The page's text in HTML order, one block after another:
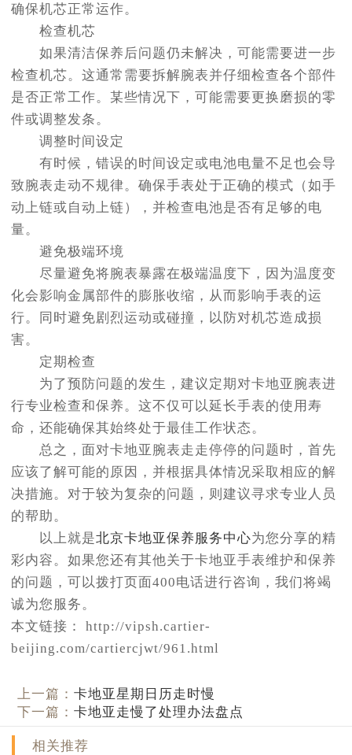
确保机芯正常运作。
检查机芯
如果清洁保养后问题仍未解决，可能需要进一步
检查机芯。这通常需要拆解腕表并仔细检查各个部件
是否正常工作。某些情况下，可能需要更换磨损的零
件或调整发条。
调整时间设定
有时候，错误的时间设定或电池电量不足也会导
致腕表走动不规律。确保手表处于正确的模式（如手
动上链或自动上链），并检查电池是否有足够的电
量。
避免极端环境
尽量避免将腕表暴露在极端温度下，因为温度变
化会影响金属部件的膨胀收缩，从而影响手表的运
行。同时避免剧烈运动或碰撞，以防对机芯造成损
害。
定期检查
为了预防问题的发生，建议定期对卡地亚腕表进
行专业检查和保养。这不仅可以延长手表的使用寿
命，还能确保其始终处于最佳工作状态。
总之，面对卡地亚腕表走走停停的问题时，首先
应该了解可能的原因，并根据具体情况采取相应的解
决措施。对于较为复杂的问题，则建议寻求专业人员
的帮助。
以上就是北京卡地亚保养服务中心为您分享的精
彩内容。如果您还有其他关于卡地亚手表维护和保养
的问题，可以拨打页面400电话进行咨询，我们将竭
诚为您服务。
本文链接： http://vipsh.cartier-
beijing.com/cartiercjwt/961.html
上一篇：卡地亚星期日历走时慢
下一篇：卡地亚走慢了处理办法盘点
相关推荐